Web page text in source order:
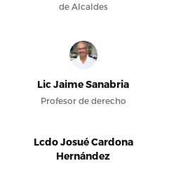
de Alcaldes
Lic Jaime Sanabria
Profesor de derecho
Lcdo Josué Cardona
Hernández